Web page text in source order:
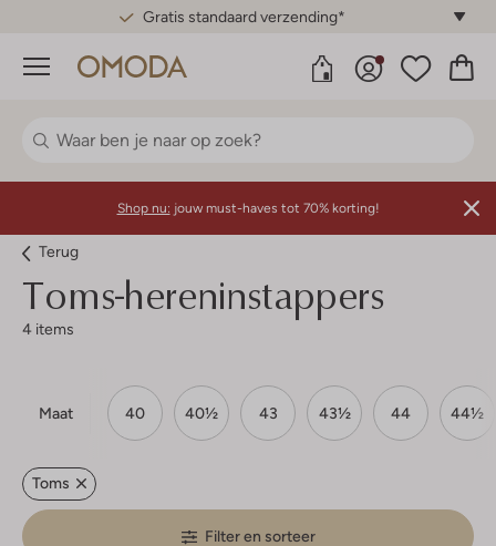
Gratis standaard verzending*
Menu
Shop nu: jouw must-haves tot 70% korting!
Terug
Toms-hereninstappers
4 items
Maat 40 40½ 43 43½ 44 44½
Toms
Filter en sorteer